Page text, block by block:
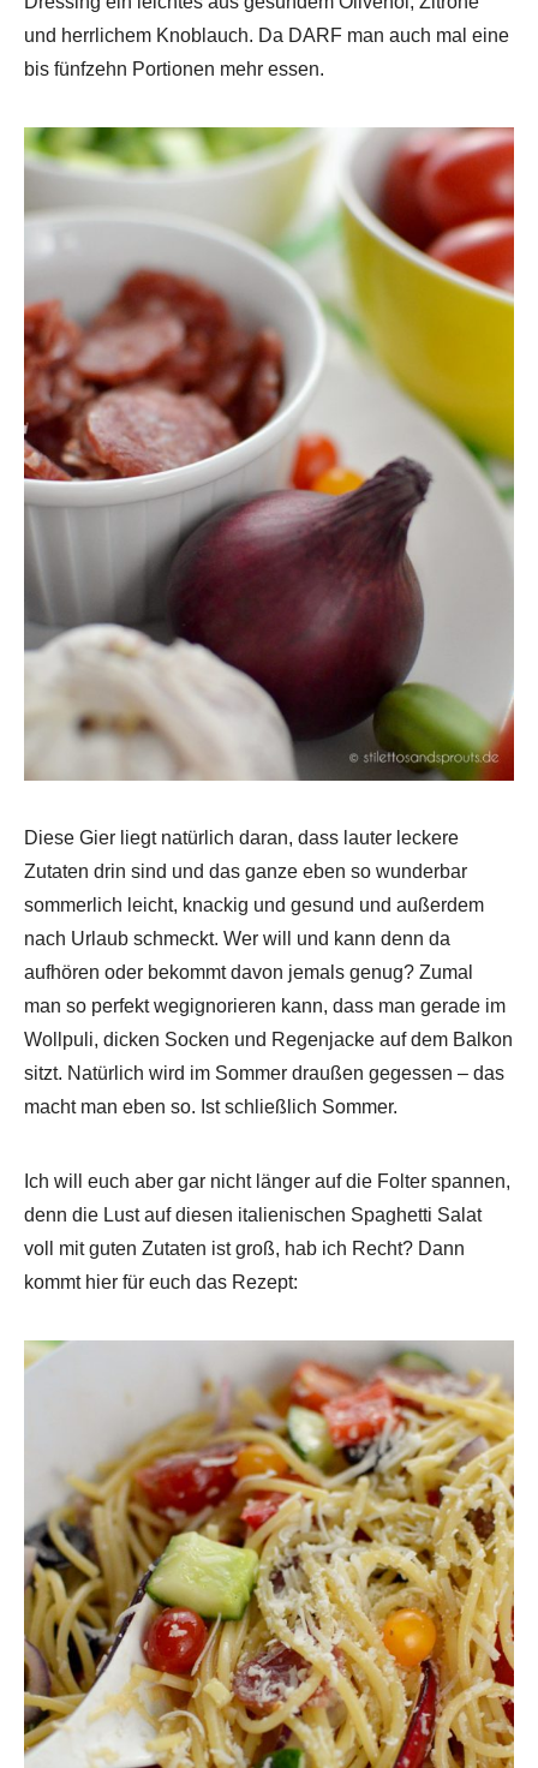
und herrlichem Knoblauch. Da DARF man auch mal eine
bis fünfzehn Portionen mehr essen.
Diese Gier liegt natürlich daran, dass lauter leckere
Zutaten drin sind und das ganze eben so wunderbar
sommerlich leicht, knackig und gesund und außerdem
nach Urlaub schmeckt. Wer will und kann denn da
aufhören oder bekommt davon jemals genug? Zumal
man so perfekt wegignorieren kann, dass man gerade im
Wollpuli, dicken Socken und Regenjacke auf dem Balkon
sitzt. Natürlich wird im Sommer draußen gegessen – das
macht man eben so. Ist schließlich Sommer.
Ich will euch aber gar nicht länger auf die Folter spannen,
denn die Lust auf diesen italienischen Spaghetti Salat
voll mit guten Zutaten ist groß, hab ich Recht? Dann
kommt hier für euch das Rezept: